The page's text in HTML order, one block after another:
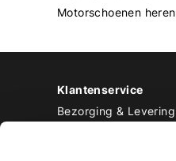
Motorschoenen heren
Klantenservice
Bezorging & Levering